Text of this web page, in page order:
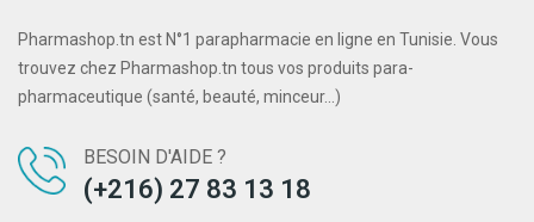
Pharmashop.tn est N°1 parapharmacie en ligne en Tunisie. Vous
trouvez chez Pharmashop.tn tous vos produits para-
pharmaceutique (santé, beauté, minceur...)
BESOIN D'AIDE ?
(+216) 27 83 13 18